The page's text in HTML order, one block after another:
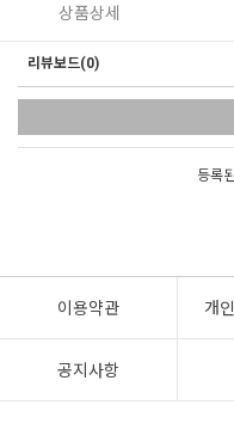
상품상세
리뷰보드(0)
등록
이용약관 개
공지사항